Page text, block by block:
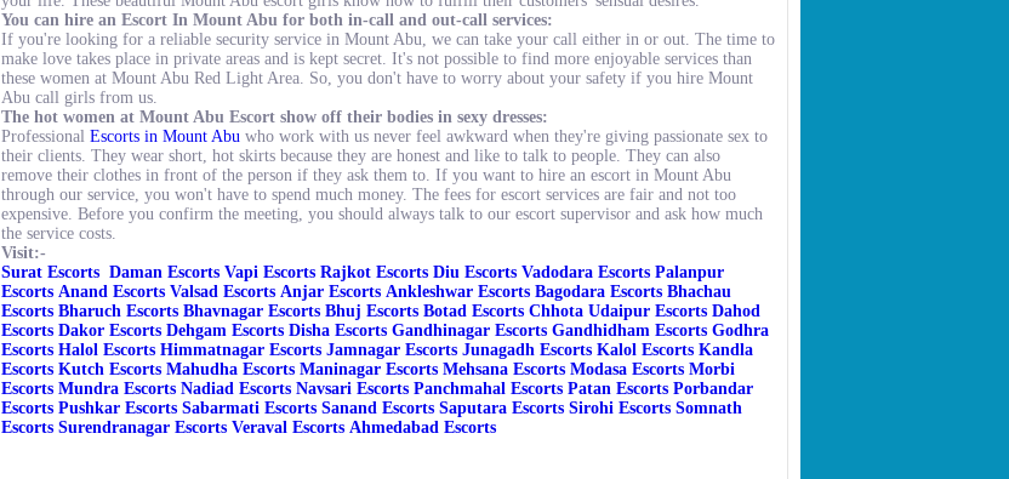
You can hire an Escort In Mount Abu for both in-call and out-call services:
If you're looking for a reliable security service in Mount Abu, we can take your call either in or out. The time to
make love takes place in private areas and is kept secret. It's not possible to find more enjoyable services than
these women at Mount Abu Red Light Area. So, you don't have to worry about your safety if you hire Mount
Abu call girls from us.
The hot women at Mount Abu Escort show off their bodies in sexy dresses:
Professional Escorts in Mount Abu who work with us never feel awkward when they're giving passionate sex to
their clients. They wear short, hot skirts because they are honest and like to talk to people. They can also
remove their clothes in front of the person if they ask them to. If you want to hire an escort in Mount Abu
through our service, you won't have to spend much money. The fees for escort services are fair and not too
expensive. Before you confirm the meeting, you should always talk to our escort supervisor and ask how much
the service costs.
Visit:-
Surat Escorts Daman Escorts Vapi Escorts Rajkot Escorts Diu Escorts Vadodara Escorts Palanpur
Escorts Anand Escorts Valsad Escorts Anjar Escorts Ankleshwar Escorts Bagodara Escorts Bhachau
Escorts Bharuch Escorts Bhavnagar Escorts Bhuj Escorts Botad Escorts Chhota Udaipur Escorts Dahod
Escorts Dakor Escorts Dehgam Escorts Disha Escorts Gandhinagar Escorts Gandhidham Escorts Godhra
Escorts Halol Escorts Himmatnagar Escorts Jamnagar Escorts Junagadh Escorts Kalol Escorts Kandla
Escorts Kutch Escorts Mahudha Escorts Maninagar Escorts Mehsana Escorts Modasa Escorts Morbi
Escorts Mundra Escorts Nadiad Escorts Navsari Escorts Panchmahal Escorts Patan Escorts Porbandar
Escorts Pushkar Escorts Sabarmati Escorts Sanand Escorts Saputara Escorts Sirohi Escorts Somnath
Escorts Surendranagar Escorts Veraval Escorts Ahmedabad Escorts